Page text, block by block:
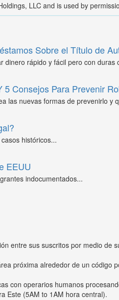
LLC and is used by
Sobre el Título de
dinero rápido y fácil pero con duras
Consejos Para Prevenir
las nuevas formas de prevenirlo y
históricos...
EEUU
indocumentados...
entre sus suscritos por medio
próxima alrededor de un código
con operarios humanos
Este (5AM to 1AM hora central).